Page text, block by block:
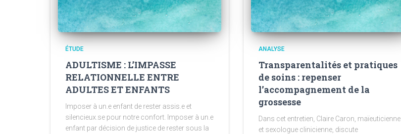
ÉTUDE
ADULTISME : L’IMPASSE
RELATIONNELLE ENTRE
ADULTES ET ENFANTS
Imposer à un.e enfant de rester assis.e et
silencieux.se pour notre confort. Imposer à un.e
enfant par décision de justice de rester sous la
ANALYSE
Transparentalités et pratiques
de soins : repenser
l’accompagnement de la
grossesse
Dans cet entretien, Claire Caron, maïeuticienne
et sexologue clinicienne, discute